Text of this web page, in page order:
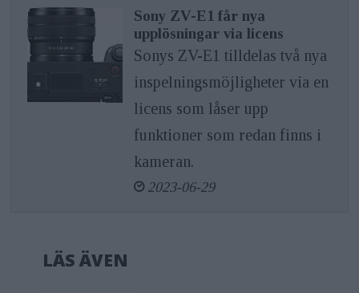
Sony ZV-E1 får nya
upplösningar via licens
Sonys ZV-E1 tilldelas två nya
inspelningsmöjligheter via en
licens som låser upp
funktioner som redan finns i
kameran.
2023-06-29
LÄS ÄVEN